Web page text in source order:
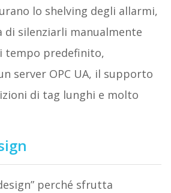
lo shelving degli allarmi,
di silenziarli manualmente
tempo predefinito,
server OPC UA, il supporto
di tag lunghi e molto
perché sfrutta